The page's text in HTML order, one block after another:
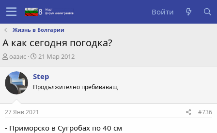
Войти
Жизнь в Болгарии
А как сегодня погодка?
А
т
о
р
е
м
ы
оазис
Д
т
а
с
з
д
а
21 Мар 2012
Step
Продължително пребиваващ
27 Янв 2021 #736
- Приморско в Сугробах по 40 см